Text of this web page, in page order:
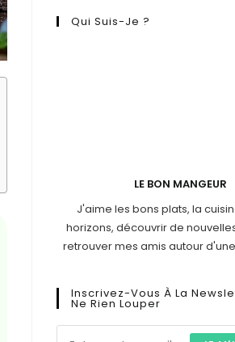
Qui Suis-Je ?
LE BON MANGEUR
J'aime les bons plats, la
horizons, découvrir de
retrouver mes amis autour
Inscrivez-Vous À La
Ne Rien Louper